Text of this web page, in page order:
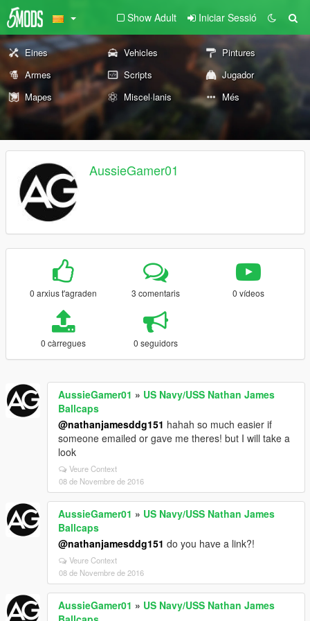
Show Adult Iniciar Sessió
Eines Vehicles
Pintures
Armes
Scripts
Jugador
Mapes
Miscel·lanis Més
AussieGamer01
0 arxius t'agraden 3 comentaris 0 vídeos
0 càrregues 0 seguidors
AussieGamer01 » US Navy/USS Nathan James
Ballcaps
@nathanjamesddg151 hahah so much easier if
someone emailed or gave me theres! but I will take a
look
Veure Context
08 de Novembre de 2016
AussieGamer01 » US Navy/USS Nathan James
Ballcaps
@nathanjamesddg151 do you have a link?!
Veure Context
08 de Novembre de 2016
AussieGamer01 » US Navy/USS Nathan James